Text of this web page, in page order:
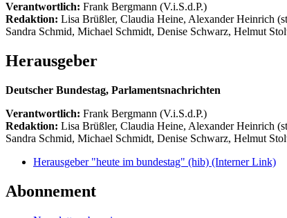
Verantwortlich: Frank Bergmann (V.i.S.d.P.)
Redaktion: Lisa Brüßler, Claudia Heine, Alexander Heinrich
Sandra Schmid, Michael Schmidt, Denise Schwarz, Helmut
Herausgeber
Deutscher Bundestag, Parlamentsnachrichten
Verantwortlich: Frank Bergmann (V.i.S.d.P.)
Redaktion: Lisa Brüßler, Claudia Heine, Alexander Heinrich
Sandra Schmid, Michael Schmidt, Denise Schwarz, Helmut
Herausgeber "heute im bundestag" (hib) (Interner Link)
Abonnement